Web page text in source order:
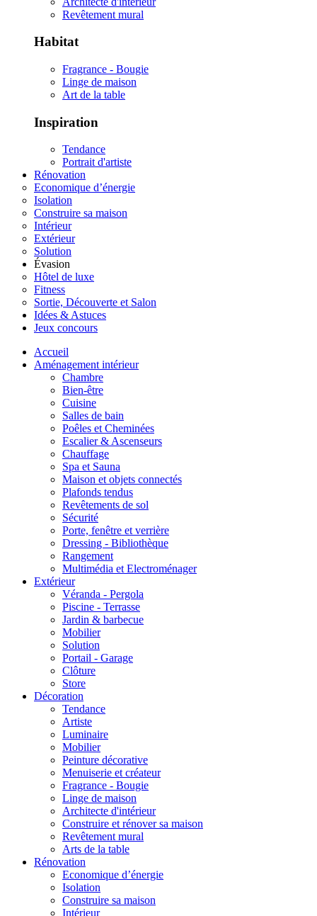
Revêtement mural
Habitat
Fragrance - Bougie
Linge de maison
Art de la table
Inspiration
Tendance
Portrait d'artiste
Rénovation
Economique d’énergie
Isolation
Construire sa maison
Intérieur
Extérieur
Solution
Évasion
Hôtel de luxe
Fitness
Sortie, Découverte et Salon
Idées & Astuces
Jeux concours
Accueil
Aménagement intérieur
Chambre
Bien-être
Cuisine
Salles de bain
Poêles et Cheminées
Escalier & Ascenseurs
Chauffage
Spa et Sauna
Maison et objets connectés
Plafonds tendus
Revêtements de sol
Sécurité
Porte, fenêtre et verrière
Dressing - Bibliothèque
Rangement
Multimédia et Electroménager
Extérieur
Véranda - Pergola
Piscine - Terrasse
Jardin & barbecue
Mobilier
Solution
Portail - Garage
Clôture
Store
Décoration
Tendance
Artiste
Luminaire
Mobilier
Peinture décorative
Menuiserie et créateur
Fragrance - Bougie
Linge de maison
Architecte d'intérieur
Construire et rénover sa maison
Revêtement mural
Arts de la table
Rénovation
Economique d’énergie
Isolation
Construire sa maison
Intérieur